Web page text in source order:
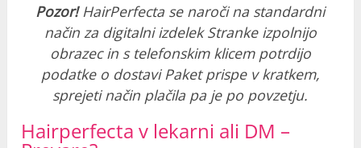
Pozor! HairPerfecta se naroči na standardni
način za digitalni izdelek Stranke izpolnijo
obrazec in s telefonskim klicem potrdijo
podatke o dostavi Paket prispe v kratkem,
sprejeti način plačila pa je po povzetju.
Hairperfecta v lekarni ali DM –